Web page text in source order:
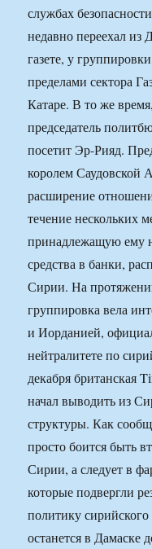
службах
недавно переехал из
газете, у
пределами сектора
Катаре. В то же
председатель
посетит Эр-Рияд.
королем Саудовской
расширение
течение нескольких
принадлежащую ему
средства в банки,
Сирии. На
группировка вела
и Иорданией,
нейтралитете по
декабря
начал выводить из
структуры. Как
просто боится быть
Сирии, а следует в
которые подвергли
политику
останется в Дамаске